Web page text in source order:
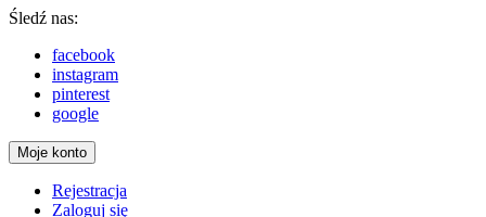
Śledź nas:
facebook
instagram
pinterest
google
Moje konto
Rejestracja
Zaloguj się